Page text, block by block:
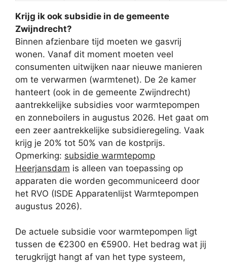
Krijg ik ook subsidie in de gemeente
Zwijndrecht?
Binnen afzienbare tijd moeten we gasvrij
wonen. Vanaf dit moment moeten veel
consumenten uitwijken naar nieuwe manieren
om te verwarmen (warmtenet). De 2e kamer
hanteert (ook in de gemeente Zwijndrecht)
aantrekkelijke subsidies voor warmtepompen
en zonneboilers in augustus 2026. Het gaat om
een zeer aantrekkelijke subsidieregeling. Vaak
krijg je 20% tot 50% van de kostprijs.
Opmerking: subsidie warmtepomp
Heerjansdam is alleen van toepassing op
apparaten die worden gecommuniceerd door
het RVO (ISDE Apparatenlijst Warmtepompen
augustus 2026).
De actuele subsidie voor warmtepompen ligt
tussen de €2300 en €5900. Het bedrag wat jij
terugkrijgt hangt af van het type systeem,